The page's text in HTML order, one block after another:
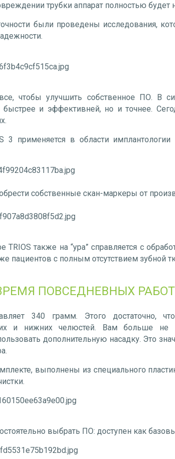
трубки аппарат полностью будет
были проведены исследования,
чтобы улучшить собственное ПО. В
быстрее и эффективней, но и точнее.
3 применяется в области
собственные скан-маркеры от
TRIOS также на “ура” справляется с
пациентов с полным отсутствием зубной
ПОВСЕДНЕВНЫХ РАБОТ
340 грамм. Этого достаточно,
и нижних челюстей. Вам больше не
дополнительную насадку. Это
выполнены из специального
выбрать ПО: доступен как